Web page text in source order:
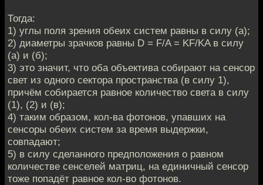
Тогда:
1) углы поля зрения обеих систем равны в силу (а);
2) диаметры зрачков равны D = F/A = KF/KA в силу
(а) и (б);
3) это значит, что оба объектива собирают на сенсор
свет из одного сектора пространства (в силу 1),
причём собирается равное количество света в силу
(1), (2) и (в);
4) таким образом, кол-ва фотонов, упавших на
сенсоры обеих систем за время выдержки,
совпадают;
5) в силу сделанного предположения о равном
количестве сенселей матриц, на единичный сенсор
тоже попадёт равное кол-во фотонов.